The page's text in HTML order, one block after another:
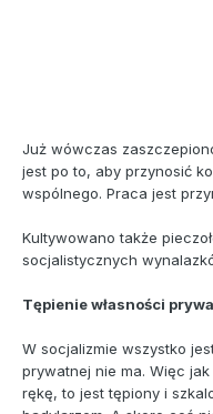
Już wówczas
jest po to, aby przynosić
wspólnego. Praca jest
Kultywowano także
socjalistycznych
Tępienie własności
W socjalizmie wszystko
prywatnej nie ma. Więc
rękę, to jest tępiony i